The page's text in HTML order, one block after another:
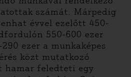
számát. Márpedig
évvel ezelőtt 450-
550-600 ezer
ezer a munkaképes
közt mutatkozó
hamar feledteti egy